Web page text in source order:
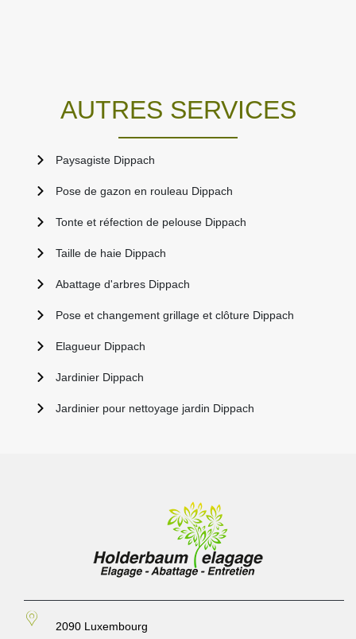
AUTRES SERVICES
Paysagiste Dippach
Pose de gazon en rouleau Dippach
Tonte et réfection de pelouse Dippach
Taille de haie Dippach
Abattage d'arbres Dippach
Pose et changement grillage et clôture Dippach
Elagueur Dippach
Jardinier Dippach
Jardinier pour nettoyage jardin Dippach
2090 Luxembourg